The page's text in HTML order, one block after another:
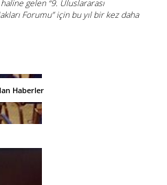
Haberler
gelen “9. Uluslararası
Forumu” için bu yıl bir kez daha